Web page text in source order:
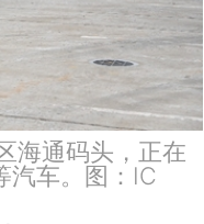
海通码头，正在
汽车。图：IC